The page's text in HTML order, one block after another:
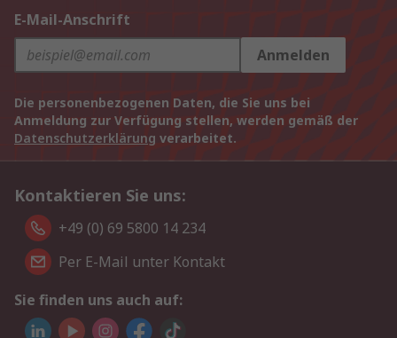
E-Mail-Anschrift
Anmelden
Die personenbezogenen Daten, die Sie uns bei
Anmeldung zur Verfügung stellen, werden gemäß der
Datenschutzerklärung verarbeitet.
Kontaktieren Sie uns:
+49 (0) 69 5800 14 234
Per E-Mail unter Kontakt
Sie finden uns auch auf: